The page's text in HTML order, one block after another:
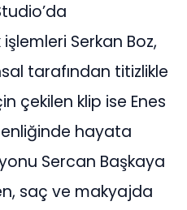
Serkan Boz,
tarafından titizlikle
çekilen klip ise Enes
hayata
Sercan Başkaya
saç ve makyajda